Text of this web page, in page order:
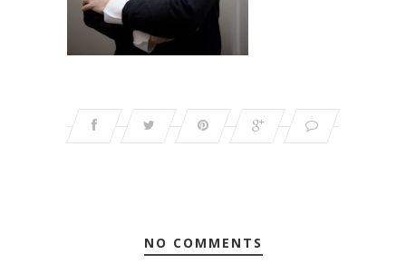
NO COMMENTS